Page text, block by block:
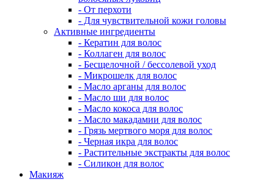
- От перхоти
- Для чувствительной кожи головы
Активные ингредиенты
- Кератин для волос
- Коллаген для волос
- Бесщелочной / бессолевой уход
- Микрошелк для волос
- Масло арганы для волос
- Масло ши для волос
- Масло кокоса для волос
- Масло макадамии для волос
- Грязь мертвого моря для волос
- Черная икра для волос
- Растительные экстракты для волос
- Силикон для волос
Макияж